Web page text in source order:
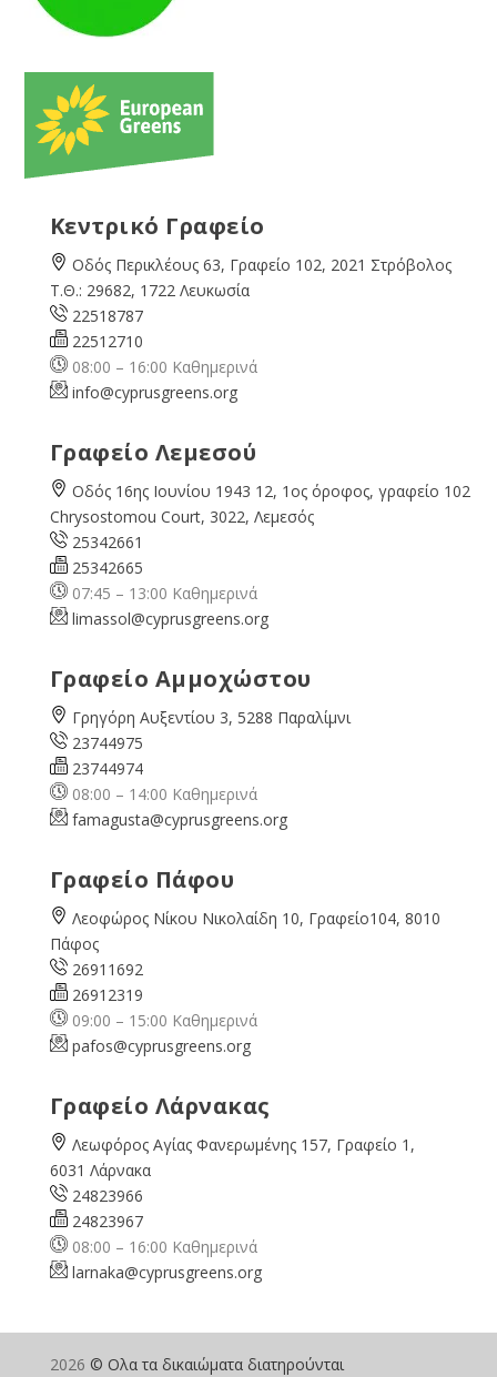
Κεντρικό Γραφείο
Οδός Περικλέους 63, Γραφείο 102, 2021 Στρόβολος
Τ.Θ.: 29682, 1722 Λευκωσία
22518787
22512710
08:00 – 16:00 Καθημερινά
info@cyprusgreens.org
Γραφείο Λεμεσού
Οδός 16ης Ιουνίου 1943 12, 1ος όροφος, γραφείο 102
Chrysostomou Court, 3022, Λεμεσός
25342661
25342665
07:45 – 13:00 Καθημερινά
limassol@cyprusgreens.org
Γραφείο Αμμοχώστου
Γρηγόρη Αυξεντίου 3, 5288 Παραλίμνι
23744975
23744974
08:00 – 14:00 Καθημερινά
famagusta@cyprusgreens.org
Γραφείο Πάφου
Λεοφώρος Νίκου Νικολαίδη 10, Γραφείο104, 8010
Πάφος
26911692
26912319
09:00 – 15:00 Καθημερινά
pafos@cyprusgreens.org
Γραφείο Λάρνακας
Λεωφόρος Αγίας Φανερωμένης 157, Γραφείο 1,
6031 Λάρνακα
24823966
24823967
08:00 – 16:00 Καθημερινά
larnaka@cyprusgreens.org
2026 © Ολα τα δικαιώματα διατηρούνται